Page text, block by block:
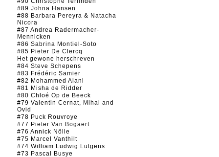
#89 Johna Hansen
#88 Barbara Pereyra & Natacha
Nicora
#87 Andrea Radermacher-
Mennicken
#86 Sabrina Montiel-Soto
#85 Pieter De Clercq
Het gewone herschreven
#84 Steve Schepens
#83 Frédéric Samier
#82 Mohammed Alani
#81 Misha de Ridder
#80 Chloé Op de Beeck
#79 Valentin Cernat, Mihai and
Ovid
#78 Puck Rouvroye
#77 Pieter Van Bogaert
#76 Annick Nölle
#75 Marcel Vanthilt
#74 William Ludwig Lutgens
#73 Pascal Busye